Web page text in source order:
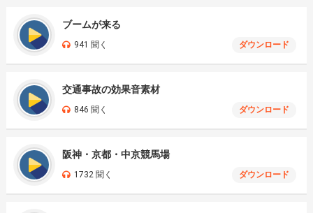
ブームが来る
941 聞く ダウンロード
交通事故の効果音素材
846 聞く ダウンロード
阪神・京都・中京競馬場
1732 聞く ダウンロード